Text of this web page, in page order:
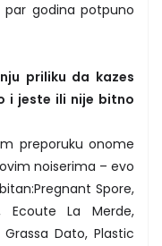
godina potpuno
priliku da kazes
i jeste ili nije bitno
preporuku onome
noiserima – evo
Spore,
Ecoute La Merde,
Grassa Dato, Plastic